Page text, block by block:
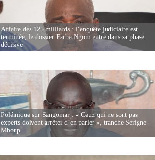
Affaire des 125 milliards : l’enquête judiciaire est
terminée, le dossier Farba Ngom entre dans sa phase
décisive
Polémique sur Sangomar : « Ceux qui ne sont pas
experts doivent arrêter d’en parler », tranche Serigne
Mboup